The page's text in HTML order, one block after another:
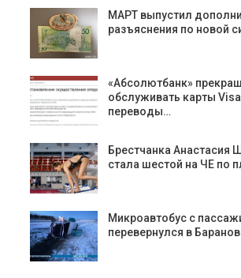
МАРТ выпустил
разъяснения по новой
«Абсолютбанк»
обслуживать карты
переводы…
Брестчанка Анастасия
стала шестой на ЧЕ по
Микроавтобус с
перевернулся в